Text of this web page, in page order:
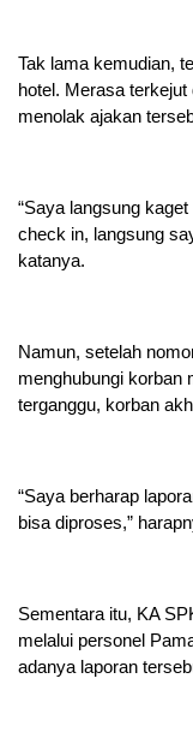
Tak lama kemudian,
hotel. Merasa
menolak ajakan
“Saya langsung
check in, langsung
katanya.
Namun, setelah
menghubungi korban
terganggu, korban
“Saya berharap
bisa diproses,”
Sementara itu, KA
melalui personel
adanya laporan